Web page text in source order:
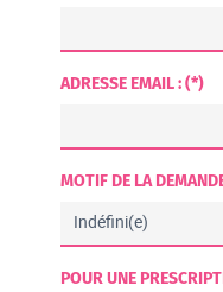
ADRESSE EMAIL : (*)
MOTIF DE LA
POUR UNE